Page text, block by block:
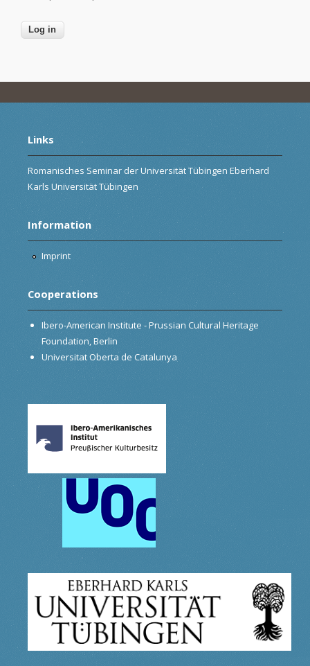
Links
Romanisches Seminar der Universität Tübingen Eberhard
Karls Universität Tübingen
Information
Imprint
Cooperations
Ibero-American Institute - Prussian Cultural Heritage
Foundation, Berlin
Universitat Oberta de Catalunya